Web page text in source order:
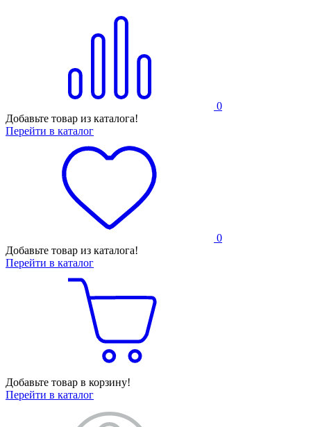
0
Добавьте товар из каталога!
Перейти в каталог
0
Добавьте товар из каталога!
Перейти в каталог
Добавьте товар в корзину!
Перейти в каталог